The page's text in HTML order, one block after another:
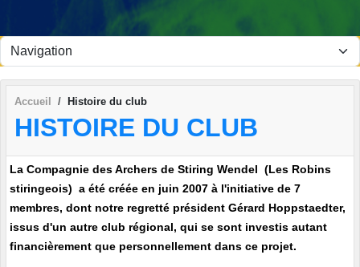
Accueil Histoire du club
HISTOIRE DU CLUB
La Compagnie des Archers de Stiring Wendel (Les Robins
stiringeois) a été créée en juin 2007 à l'initiative de 7
membres, dont notre regretté président Gérard Hoppstaedter,
issus d'un autre club régional, qui se sont investis autant
financièrement que personnellement dans ce projet.